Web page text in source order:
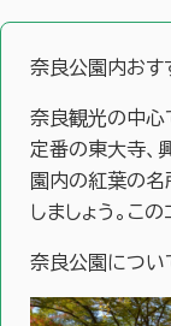
奈良公園内おす
奈良観光の中心
定番の東大寺、
園内の紅葉の名
しましょう。こ
奈良公園につい